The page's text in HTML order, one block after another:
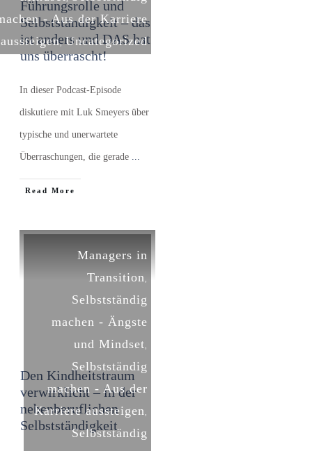
- Aus der Karriere
aussteigen,Uncategorized
Führungsrolle und
Selbstständigkeit – das
ist anders und DAS hat
uns überrascht!
In dieser Podcast-Episode
diskutiere mit Luk Smeyers über
typische und unerwartete
Überraschungen, die gerade ...
​Read More
Managers in
Transition
Selbstständig
machen - Ängste
und Mindset
Selbstständig
machen - Aus der
Karriere aussteigen
Selbstständig
Den Kindheitstraum
verwirklicht – in der
nebenberuflichen
Selbstständigkeit